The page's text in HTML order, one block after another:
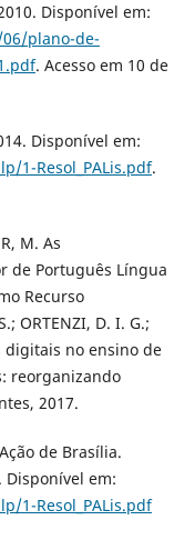
Disponível em:
plano-de-
. Acesso em 10 de
Disponível em:
1-Resol_PALis.pdf.
M. As
de Português Língua
Recurso
ORTENZI, D. I. G.;
digitais no ensino de
reorganizando
2017.
de Brasília.
Disponível em:
1-Resol_PALis.pdf